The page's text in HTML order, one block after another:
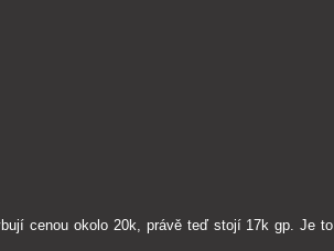
cenou okolo 20k, právě teď stojí 17k gp. Je to